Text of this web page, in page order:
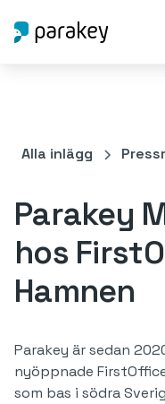
Alla inlägg
Parakey
hos
Hamnen
Parakey är sedan
nyöppnade
som bas i södra